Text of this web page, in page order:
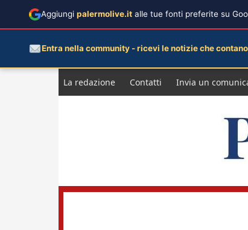
La redazione Contatti Invia un
Aggiungi palermolive.it alle tue fonti preferite su
Entra nella community - ricevi le notizie che contano